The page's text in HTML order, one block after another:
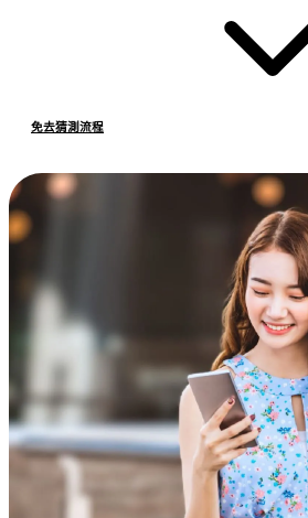
免去猜測流程